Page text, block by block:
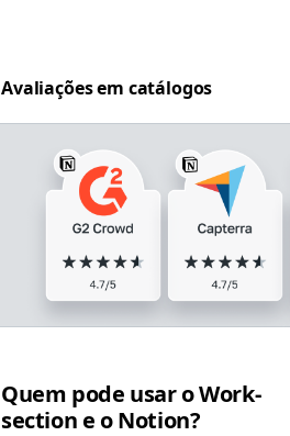
Avali­ações em catálogos
Quem pode usar o Work­
sec­tion e o Notion?